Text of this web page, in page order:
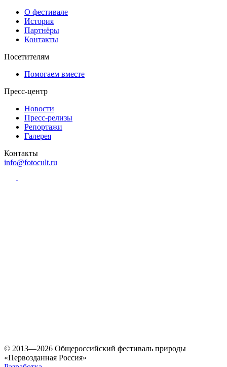
О фестивале
История
Партнёры
Контакты
Посетителям
Помогаем вместе
Пресс-центр
Новости
Пресс-релизы
Репортажи
Галерея
Контакты
info@fotocult.ru
© 2013—2026 Общероссийский фестиваль природы
«Первозданная Россия»